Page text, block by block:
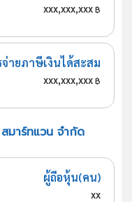
xxx,xxx,xxx฿
จ่ายภาษีเงินได้สะสม
xxx,xxx,xxx฿
มาร์ทแวน จำกัด
ผู้ถือหุ้น(คน)
xx